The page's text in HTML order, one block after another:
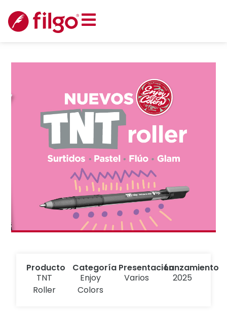
Producto
TNT
Roller
Categoría
Enjoy
Colors
Presentación
Varios
Lanzamiento
2025